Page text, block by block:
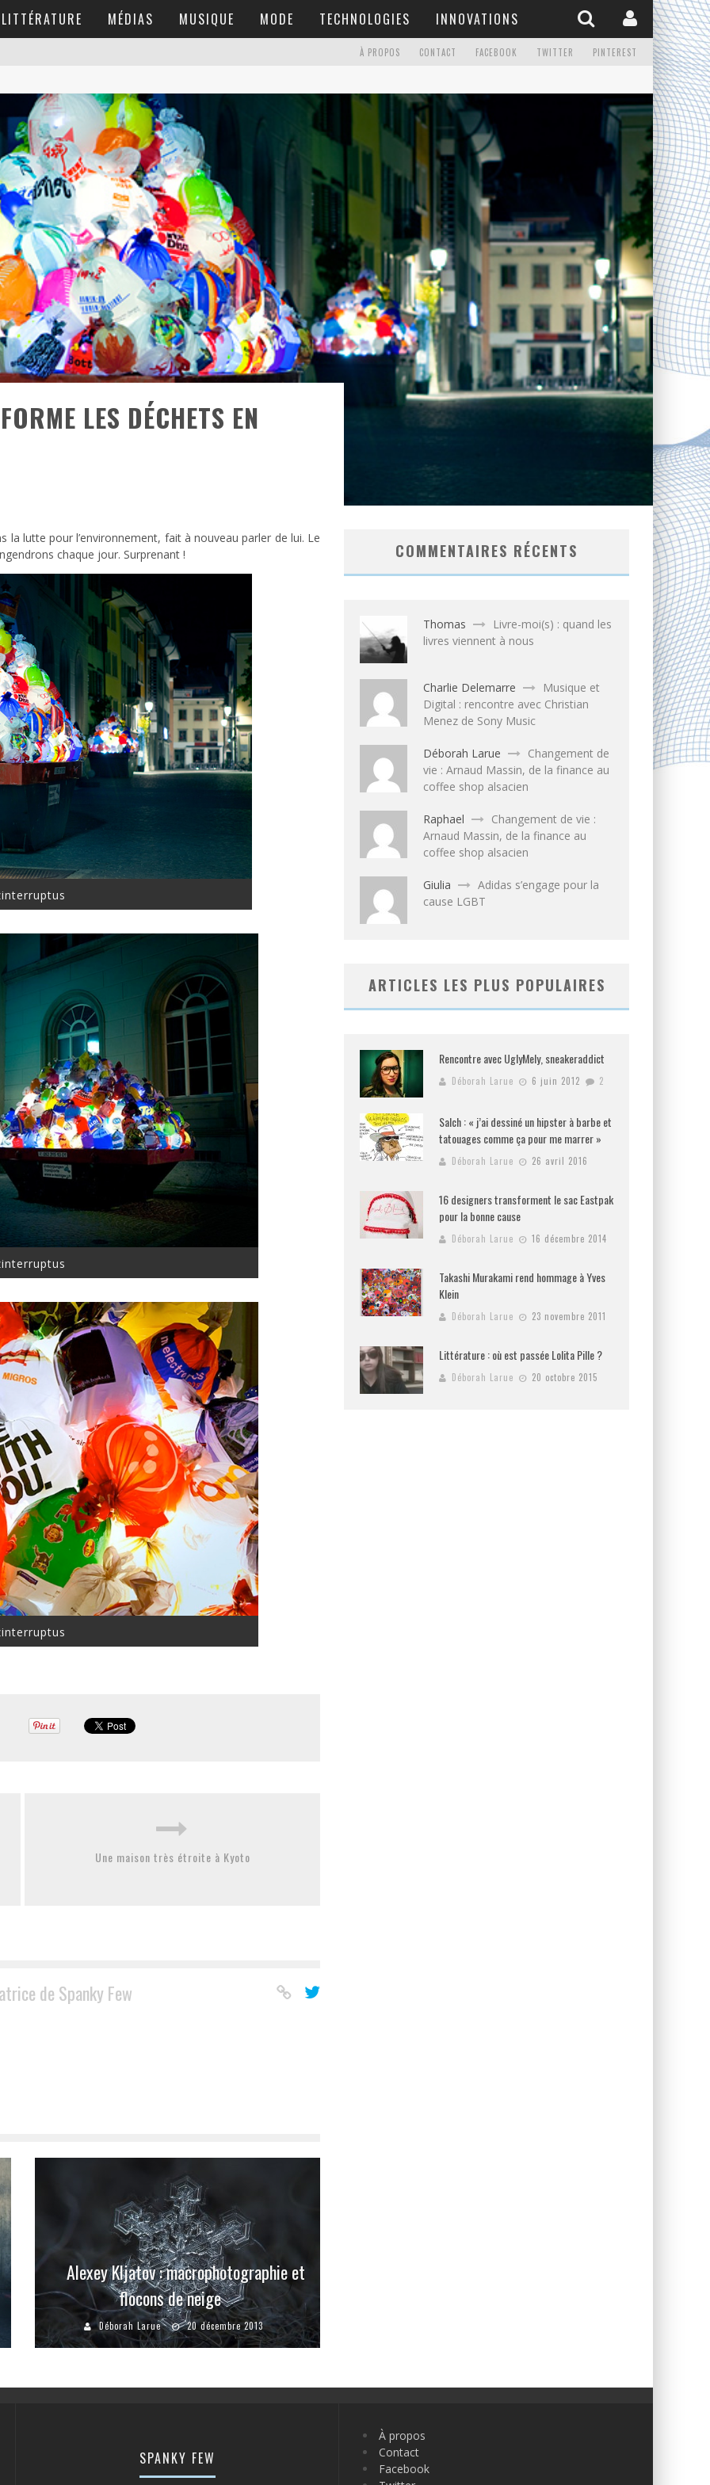
LITTÉRATURE MÉDIAS MUSIQUE MODE TECHNOLOGIES INNOVATIONS
À PROPOS CONTACT FACEBOOK TWITTER PINTEREST
LES DÉCHETS EN
la lutte pour l’environnement, fait à nouveau parler de lui. Le
chaque jour. Surprenant !
Une maison très étroite à Kyoto
de Spanky Few
Alexey Kljatov : macrophotographie et
flocons de neige
Déborah Larue 20 décembre 2013
COMMENTAIRES RÉCENTS
Thomas
Livre-moi(s) : quand les
livres viennent à nous
Charlie Delemarre
Musique et
Digital : rencontre avec Christian
Menez de Sony Music
Déborah Larue
Changement de
vie : Arnaud Massin, de la finance au
coffee shop alsacien
Raphael
Changement de vie :
Arnaud Massin, de la finance au
coffee shop alsacien
Giulia
Adidas s’engage pour la
cause LGBT
ARTICLES LES PLUS POPULAIRES
Rencontre avec UglyMely, sneakeraddict
Déborah Larue 6 juin 2012 2
Salch : « j’ai dessiné un hipster à barbe et
tatouages comme ça pour me marrer »
Déborah Larue 26 avril 2016
16 designers transforment le sac Eastpak
pour la bonne cause
Déborah Larue 16 décembre 2014
Takashi Murakami rend hommage à Yves
Klein
Déborah Larue 23 novembre 2011
Littérature : où est passée Lolita Pille ?
Déborah Larue 20 octobre 2015
SPANKY FEW
À propos
Contact
Facebook